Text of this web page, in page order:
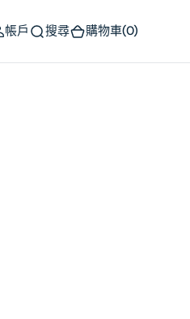
帳戶 搜尋 購物車(0)